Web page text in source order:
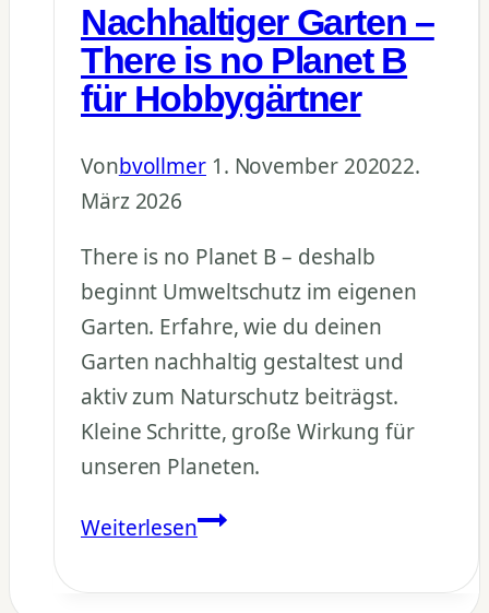
Nachhaltiger Garten –
There is no Planet B
für Hobbygärtner
Vonbvollmer 1. November 202022.
März 2026
There is no Planet B – deshalb
beginnt Umweltschutz im eigenen
Garten. Erfahre, wie du deinen
Garten nachhaltig gestaltest und
aktiv zum Naturschutz beiträgst.
Kleine Schritte, große Wirkung für
unseren Planeten.
WeiterlesenNachhaltiger
–